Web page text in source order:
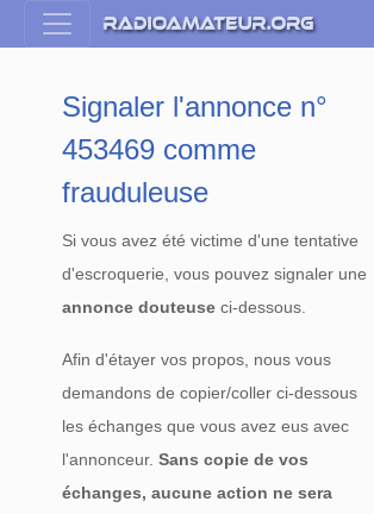
Signaler l'annonce n°
453469 comme
frauduleuse
Si vous avez été victime d'une tentative
d'escroquerie, vous pouvez signaler une
annonce douteuse ci-dessous.
Afin d'étayer vos propos, nous vous
demandons de copier/coller ci-dessous
les échanges que vous avez eus avec
l'annonceur.Sans copie de vos
échanges, aucune action ne sera